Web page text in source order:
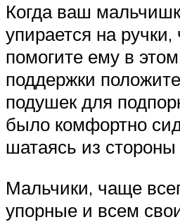
Когда ваш
упирается на
помогите ему в
поддержки
подушек для
было комфортно
шатаясь из стороны
Мальчики, чаще
упорные и всем